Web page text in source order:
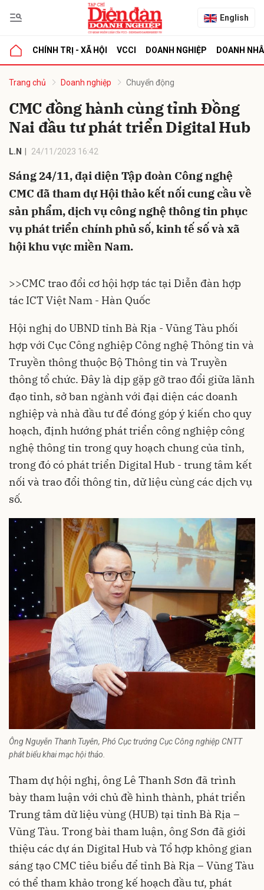
English
CHÍNH TRỊ - XÃ HỘI VCCI DOANH NGHIỆP DOANH
Trang chủ Doanh nghiệp Chuyển động
CMC đồng hành cùng tỉnh Đồng
Nai đầu tư phát triển Digital Hub
L.N 24/11/2023 16:42
Sáng 24/11, đại diện Tập đoàn Công nghệ
CMC đã tham dự Hội thảo kết nối cung cầu về
sản phẩm, dịch vụ công nghệ thông tin phục
vụ phát triển chính phủ số, kinh tế số và xã
hội khu vực miền Nam.
>>CMC trao đổi cơ hội hợp tác tại Diễn đàn hợp
tác ICT Việt Nam - Hàn Quốc
Hội nghị do UBND tỉnh Bà Rịa - Vũng Tàu phối
hợp với Cục Công nghiệp Công nghệ Thông tin và
Truyền thông thuộc Bộ Thông tin và Truyền
thông tổ chức. Đây là dịp gặp gỡ trao đổi giữa lãnh
đạo tỉnh, sở ban ngành với đại diện các doanh
nghiệp và nhà đầu tư để đóng góp ý kiến cho quy
hoạch, định hướng phát triển công nghiệp công
nghệ thông tin trong quy hoạch chung của tỉnh,
trong đó có phát triển Digital Hub - trung tâm kết
nối và trao đổi thông tin, dữ liệu cùng các dịch vụ
số.
Ông Nguyễn Thanh Tuyên, Phó Cục trưởng Cục Công nghiệp CNTT
phát biểu khai mạc hội thảo.
Tham dự hội nghị, ông Lê Thanh Sơn đã trình
bày tham luận với chủ đề hình thành, phát triển
Trung tâm dữ liệu vùng (HUB) tại tỉnh Bà Rịa –
Vũng Tàu. Trong bài tham luận, ông Sơn đã giới
thiệu các dự án Digital Hub và Tổ hợp không gian
sáng tạo CMC tiêu biểu để tỉnh Bà Rịa – Vũng Tàu
có thể tham khảo trong kế hoạch đầu tư, phát
luận
Hủy